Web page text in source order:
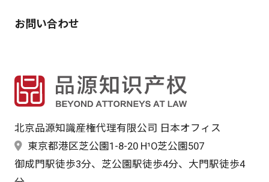
お問い合わせ
北京品源知識産権代理有限公司 日本オフィス
東京都港区芝公園1-8-20 H¹O芝公園507
御成門駅徒歩3分、芝公園駅徒歩4分、大門駅徒歩4